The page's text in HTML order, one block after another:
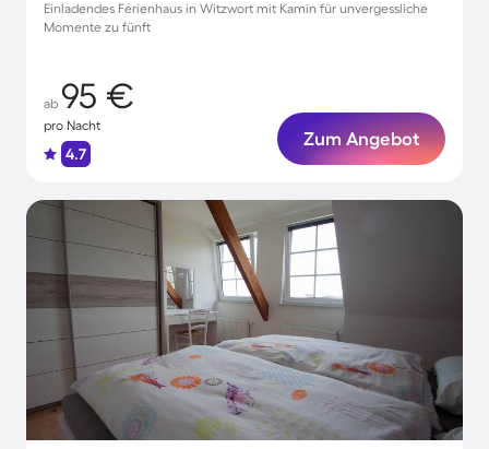
Einladendes Ferienhaus in Witzwort mit Kamin für unvergessliche
Momente zu fünft
ab 95 €
pro Nacht
4.7
Zum Angebot